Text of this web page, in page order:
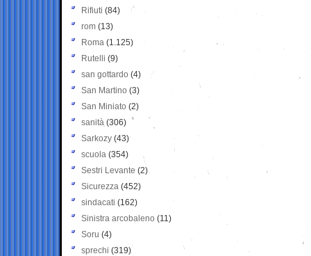
Rifiuti (84)
rom (13)
Roma (1.125)
Rutelli (9)
san gottardo (4)
San Martino (3)
San Miniato (2)
sanità (306)
Sarkozy (43)
scuola (354)
Sestri Levante (2)
Sicurezza (452)
sindacati (162)
Sinistra arcobaleno (11)
Soru (4)
sprechi (319)